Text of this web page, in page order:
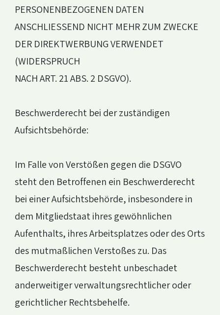
PERSONENBEZOGENEN DATEN
ANSCHLIESSEND NICHT MEHR ZUM ZWECKE
DER DIREKTWERBUNG VERWENDET
(WIDERSPRUCH
NACH ART. 21 ABS. 2 DSGVO).
Beschwerderecht bei der zuständigen
Aufsichtsbehörde:
Im Falle von Verstößen gegen die DSGVO
steht den Betroffenen ein Beschwerderecht
bei einer Aufsichtsbehörde, insbesondere in
dem Mitgliedstaat ihres gewöhnlichen
Aufenthalts, ihres Arbeitsplatzes oder des Orts
des mutmaßlichen Verstoßes zu. Das
Beschwerderecht besteht unbeschadet
anderweitiger verwaltungsrechtlicher oder
gerichtlicher Rechtsbehelfe.